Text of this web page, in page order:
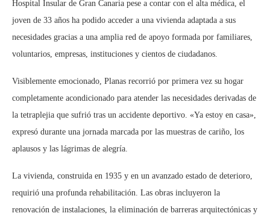
Hospital Insular de Gran Canaria pese a contar con el alta médica, el
joven de 33 años ha podido acceder a una vivienda adaptada a sus
necesidades gracias a una amplia red de apoyo formada por familiares,
voluntarios, empresas, instituciones y cientos de ciudadanos.
Visiblemente emocionado, Planas recorrió por primera vez su hogar
completamente acondicionado para atender las necesidades derivadas de
la tetraplejia que sufrió tras un accidente deportivo. «Ya estoy en casa»,
expresó durante una jornada marcada por las muestras de cariño, los
aplausos y las lágrimas de alegría.
La vivienda, construida en 1935 y en un avanzado estado de deterioro,
requirió una profunda rehabilitación. Las obras incluyeron la
renovación de instalaciones, la eliminación de barreras arquitectónicas y